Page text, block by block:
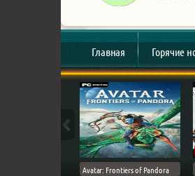
Главная Горячие
Avatar: Frontiers of Pandora